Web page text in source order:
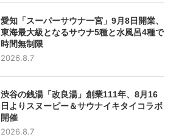
愛知「スーパーサウナ一宮」9月8日開業、
東海最大級となるサウナ5種と水風呂4種で
時間無制限
2026.8.7
渋谷の銭湯「改良湯」創業111年、8月16
日よりスヌーピー＆サウナイキタイコラボ
開催
2026.8.7